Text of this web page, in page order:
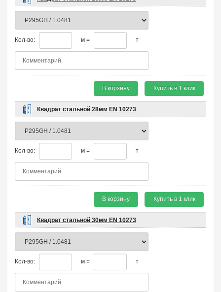
Кол-во: м = т
В корзину Купить в 1 клик
Квадрат стальной 28мм EN 10273
Кол-во: м = т
В корзину Купить в 1 клик
Квадрат стальной 30мм EN 10273
Кол-во: м = т